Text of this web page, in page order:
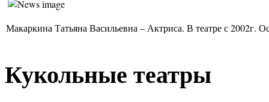
Макаркина Татьяна Васильевна – Актриса. В театре с 2002г.
Кукольные театры